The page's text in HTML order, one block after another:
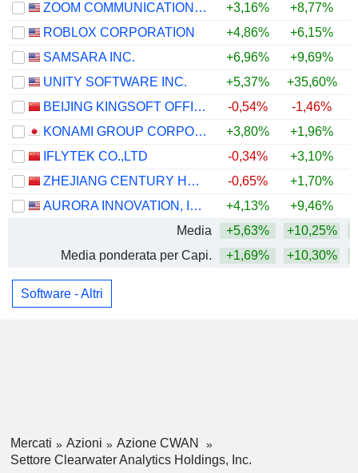
ZOOM COMMUNICATIONS, INC.
+3,16% +8,77%
ROBLOX CORPORATION
+4,86% +6,15%
SAMSARA INC.
+6,96% +9,69%
UNITY SOFTWARE INC.
+5,37% +35,60%
BEIJING KINGSOFT OFFICE SOFTWARE, INC.
-0,54% -1,46%
KONAMI GROUP CORPORATION
+3,80% +1,96%
IFLYTEK CO.,LTD
-0,34% +3,10%
ZHEJIANG CENTURY HUATONG GROUP CO.,LTD
-0,65% +1,70%
AURORA INNOVATION, INC.
+4,13% +9,46%
Media
+5,63% +10,25%
Media ponderata per Capi.
+1,69% +10,30%
Software - Altri
Mercati Azioni
Azione CWAN
Settore Clearwater Analytics Holdings, Inc.